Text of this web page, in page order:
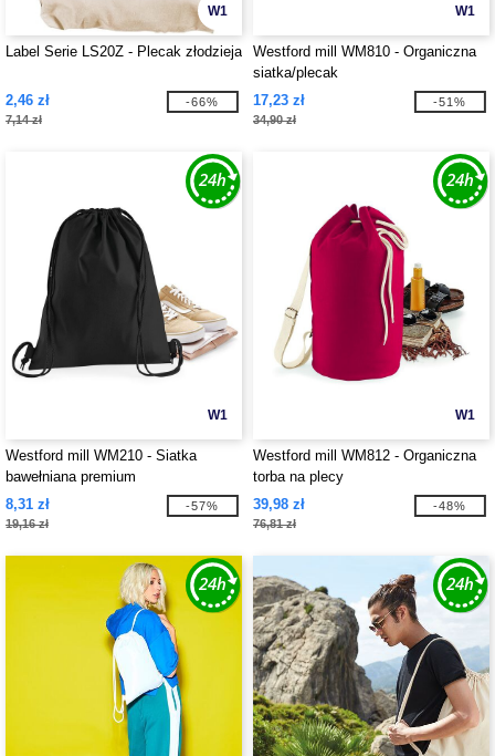
W1
Label Serie LS20Z - Plecak złodzieja
2,46 zł
7,14 zł
-66%
W1
Westford mill WM810 - Organiczna
siatka/plecak
17,23 zł
34,90 zł
-51%
W1
Westford mill WM210 - Siatka
bawełniana premium
8,31 zł
19,16 zł
-57%
W1
Westford mill WM812 - Organiczna
torba na plecy
39,98 zł
76,81 zł
-48%